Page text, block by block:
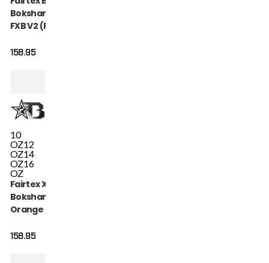
Bokshandschoenen
FXB V2 (FXB BG V2
158.95
10
OZ12
OZ14
OZ16
OZ
Fairtex X Booster
Bokshandschoenen
Orange (FXB BG V2
158.95